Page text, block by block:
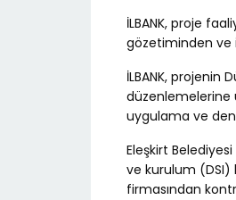
İLBANK, proje
gözetiminden ve
İLBANK, projenin
düzenlemelerine
uygulama ve
Eleşkirt
ve kurulum (DSI)
firmasından